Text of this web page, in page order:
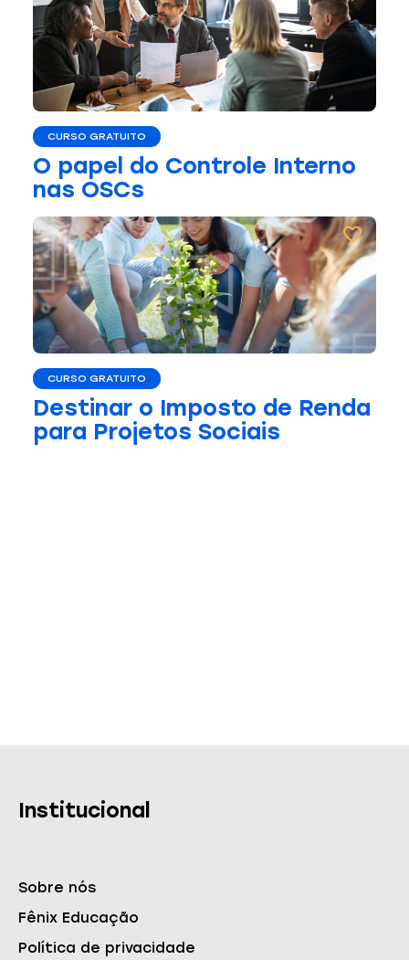
CURSO GRATUITO
O papel do Controle Interno
nas OSCs
CURSO GRATUITO
Destinar o Imposto de Renda
para Projetos Sociais
Institucional
Sobre nós
Fênix Educação
Política de privacidade